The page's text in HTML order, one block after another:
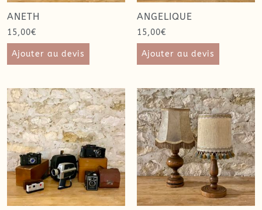
ANETH
15,00€
Ajouter au devis
ANGELIQUE
15,00€
Ajouter au devis